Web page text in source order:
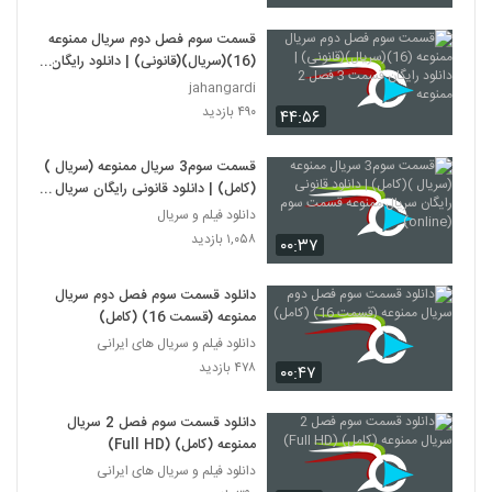
۴۴:۵۶
قسمت سوم فصل دوم سریال ممنوعه
(16)(سریال)(قانونی) | دانلود رایگان
قسمت 3 فصل 2 ممنوعه
jahangardi
۴۹۰ بازدید
۰۰:۳۷
قسمت سوم3 سریال ممنوعه (سریال )
(کامل) | دانلود قانونی رایگان سریال
ممنوعه قسمت سوم (online)
دانلود فیلم و سریال
۱,۰۵۸ بازدید
۰۰:۴۷
دانلود قسمت سوم فصل دوم سریال
ممنوعه (قسمت 16) (کامل)
دانلود فیلم و سریال های ایرانی
۴۷۸ بازدید
دانلود قسمت سوم فصل 2 سریال
ممنوعه (کامل) (Full HD)
دانلود فیلم و سریال های ایرانی